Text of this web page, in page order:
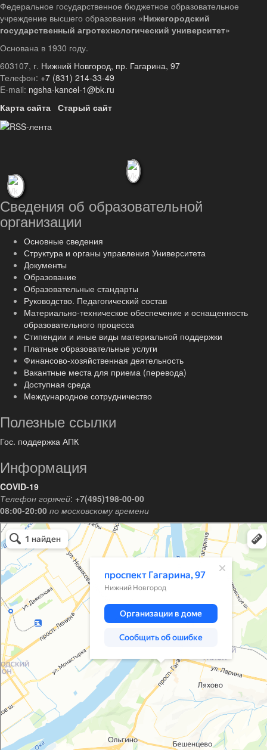
Федеральное государственное бюджетное образовательное
учреждение высшего образования «Нижегородский
государственный агротехнологический университет»
Основана в 1930 году.
603107, г. Нижний Новгород, пр. Гагарина, 97
Телефон: +7 (831) 214-33-49
E-mail: ngsha-kancel-1@bk.ru
Карта сайта Старый сайт
Сведения об образовательной
организации
Основные сведения
Структура и органы управления Университета
Документы
Образование
Образовательные стандарты
Руководство. Педагогический состав
Материально-техническое обеспечение и оснащенность
образовательного процесса
Стипендии и иные виды материальной поддержки
Платные образовательные услуги
Финансово-хозяйственная деятельность
Вакантные места для приема (перевода)
Доступная среда
Международное сотрудничество
Полезные ссылки
Гос. поддержка АПК
Информация
COVID-19
Телефон горячей: +7(495)198-00-00
08:00-20:00 по московскому времени